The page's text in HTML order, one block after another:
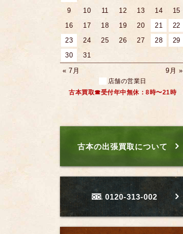
9
10 11 12 13 14
15
16
17 18 19 20 21
22
23
24 25 26 27 28
29
30
31
« 7月
9月 »
店舗の営業日
古本買取☎受付年中無休：8時〜21時
古本の出張買取について
0120-313-002